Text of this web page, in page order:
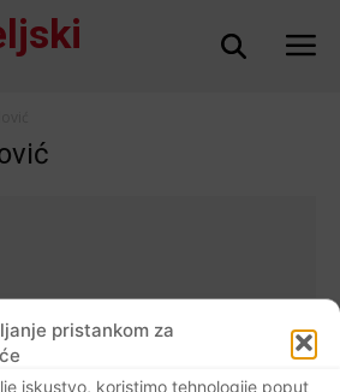
pristankom za
iskustvo, koristimo tehnologije poput